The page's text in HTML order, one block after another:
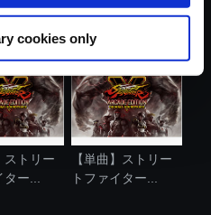
cookies only
ストリー
ー...
【単曲】ストリー
トファイター...